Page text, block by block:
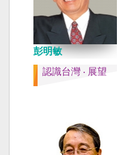
彭明敏
認識台灣 ‧ 展望